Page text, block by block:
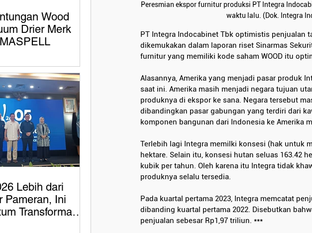
Wood
Drier Merk
MASPELL
Lebih dari
Pameran, Ini
Transformasi
Peresmian ekspor furnitur produksi PT Integra
waktu lalu. (Dok. Integra
PT Integra Indocabinet Tbk optimistis penjualan
dikemukakan dalam laporan riset Sinarmas
furnitur yang memiliki kode saham WOOD itu
Alasannya, Amerika yang menjadi pasar produk
saat ini. Amerika masih menjadi negara tujuan
produknya di ekspor ke sana. Negara tersebut
dibandingkan pasar gabungan yang terdiri dari
komponen bangunan dari Indonesia ke Amerika
Terlebih lagi Integra memilki konsesi (hak untuk
hektare. Selain itu, konsesi hutan seluas 163.42
kubik per tahun. Oleh karena itu Integra tidak
produknya selalu tersedia.
Pada kuartal pertama 2023, Integra memcatat
dibanding kuartal pertama 2022. Disebutkan
penjualan sebesar Rp1,97 triliun. ***